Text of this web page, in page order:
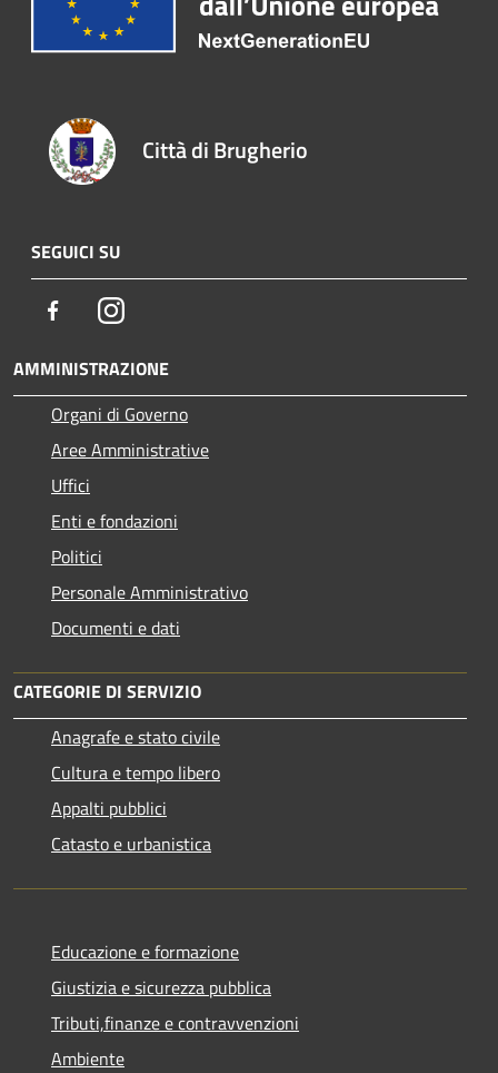
Città di Brugherio
SEGUICI SU
FacebookInstagram
AMMINISTRAZIONE
Organi di Governo
Aree Amministrative
Uffici
Enti e fondazioni
Politici
Personale Amministrativo
Documenti e dati
CATEGORIE DI SERVIZIO
Anagrafe e stato civile
Cultura e tempo libero
Appalti pubblici
Catasto e urbanistica
Educazione e formazione
Giustizia e sicurezza pubblica
Tributi,finanze e contravvenzioni
Ambiente